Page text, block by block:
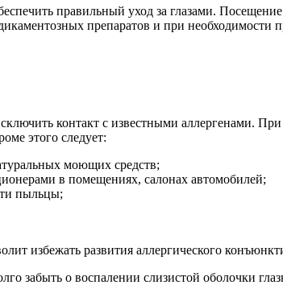
правильный уход за глазами.
препаратов и при необходимости
контакт с известными аллергенами.
этого следует:
моющих средств;
в помещениях, салонах автомобилей;
пыльцы;
избежать развития аллергического
о воспалении слизистой оболочки